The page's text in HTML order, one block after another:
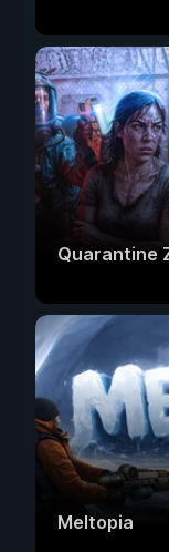
Quarantine
Meltopia